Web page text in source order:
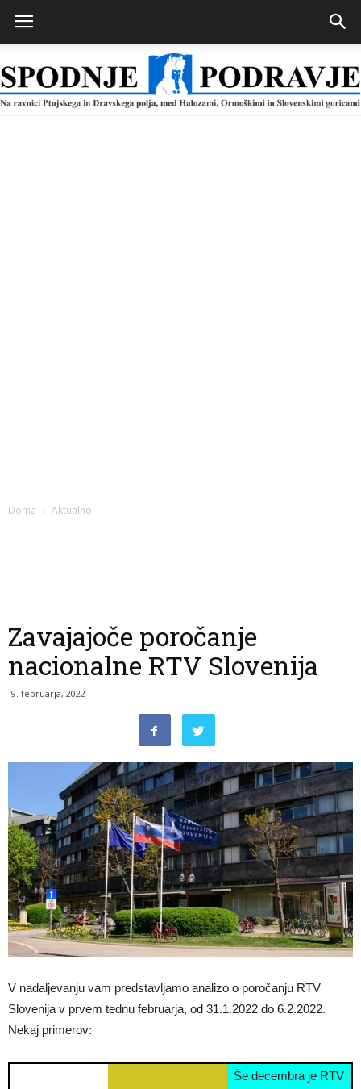
Doma Aktualno
Zavajajoče poročanje
nacionalne RTV Slovenija
9. februarja, 2022
V nadaljevanju vam predstavljamo analizo o poročanju RTV
Slovenija v prvem tednu februarja, od 31.1.2022 do 6.2.2022.
Nekaj primerov:
Še decembra je RTV